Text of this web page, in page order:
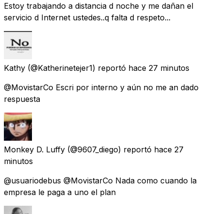
Estoy trabajando a distancia d noche y me dañan el
servicio d Internet ustedes..q falta d respeto...
Kathy (@Katherinetejer1) reportó hace 27 minutos
@MovistarCo Escri por interno y aún no me an dado
respuesta
Monkey D. Luffy (@9607_diego) reportó hace 27
minutos
@usuariodebus @MovistarCo Nada como cuando la
empresa le paga a uno el plan